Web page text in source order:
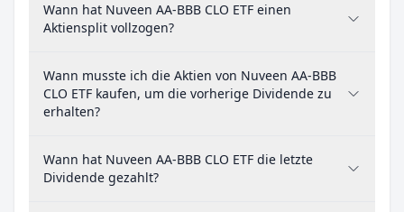
Wann hat Nuveen AA-BBB CLO ETF einen
Aktiensplit vollzogen?
Wann musste ich die Aktien von Nuveen AA-BBB
CLO ETF kaufen, um die vorherige Dividende zu
erhalten?
Wann hat Nuveen AA-BBB CLO ETF die letzte
Dividende gezahlt?